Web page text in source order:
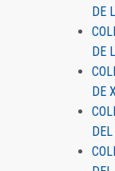
DE
DE
DE